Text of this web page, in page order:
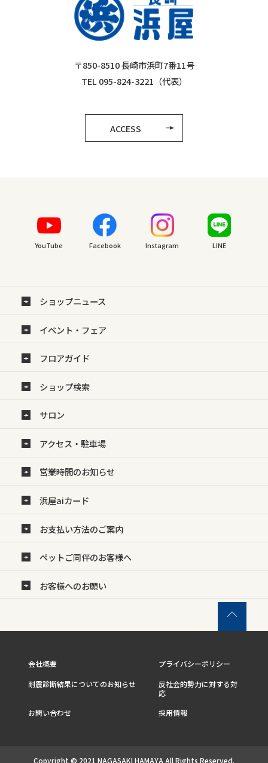
〒850-8510 長崎市浜町7番11号
TEL 095-824-3221（代表）
ACCESS
YouTube Facebook Instagram LINE
ショップニュース
イベント・フェア
フロアガイド
ショップ検索
サロン
アクセス・駐車場
営業時間のお知らせ
浜屋aiカード
お支払い方法のご案内
ペットご同伴のお客様へ
お客様へのお願い
会社概要
プライバシーポリシー
耐震診断結果についてのお知らせ
反社会的勢力に対する対
応
お問い合わせ
採用情報
Copyright © 2021 NAGASAKI HAMAYA All Rights Reserved.